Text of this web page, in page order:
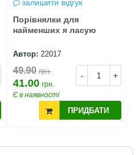
залишити відгук
Порівнялки для
найменших я ласую
Автор: 22017
- +
49.90 грн.
41.00 грн.
Є в наявності
ПРИДБАТИ